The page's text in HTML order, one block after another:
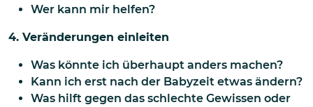
Wer kann mir helfen?
4. Veränderungen einleiten
Was könnte ich überhaupt anders machen?
Kann ich erst nach der Babyzeit etwas ändern?
Was hilft gegen das schlechte Gewissen oder